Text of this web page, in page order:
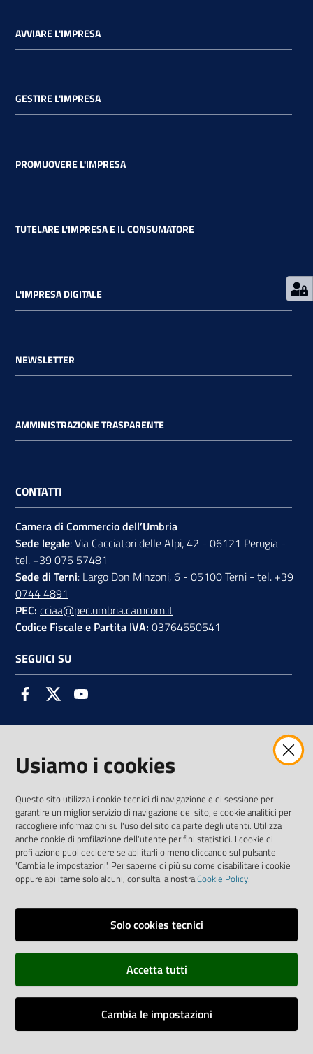
Consumatore
L'Impresa
Digitale
di
gis
tra
su
AVVIARE L'IMPRESA
GESTIRE L'IMPRESA
PROMUOVERE L'IMPRESA
TUTELARE L'IMPRESA E IL CONSUMATORE
L'IMPRESA DIGITALE
NEWSLETTER
AMMINISTRAZIONE TRASPARENTE
CONTATTI
Camera di Commercio dell’Umbria
Sede legale: Via Cacciatori delle Alpi, 42 - 06121 Perugia -
tel. +39 075 57481
Sede di Terni: Largo Don Minzoni, 6 - 05100 Terni - tel. +39
0744 4891
PEC: cciaa@pec.umbria.camcom.it
Codice Fiscale e Partita IVA: 03764550541
SEGUICI SU
FacebookTwitter
AMMINISTRAZIONE TRASPARENTE INTERCAM S.C.A.R.L.
Vai alla pagina
Media Policy
Mappa del sito
Dichiarazione di accessibilità
Monitoraggio accessi al sito
Usiamo i cookies
Questo sito utilizza i cookie tecnici di navigazione e di sessione per
garantire un miglior servizio di navigazione del sito, e cookie analitici per
raccogliere informazioni sull'uso del sito da parte degli utenti. Utilizza
anche cookie di profilazione dell'utente per fini statistici. I cookie di
profilazione puoi decidere se abilitarli o meno cliccando sul pulsante
'Cambia le impostazioni'. Per saperne di più su come disabilitare i cookie
oppure abilitarne solo alcuni, consulta la nostraCookie Policy.
Solo cookies tecnici
Accetta tutti
Cambia le impostazioni